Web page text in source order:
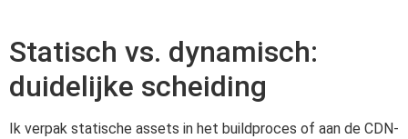
Statisch vs. dynamisch:
duidelijke scheiding
Ik verpak statische assets in het buildproces of aan de CDN-